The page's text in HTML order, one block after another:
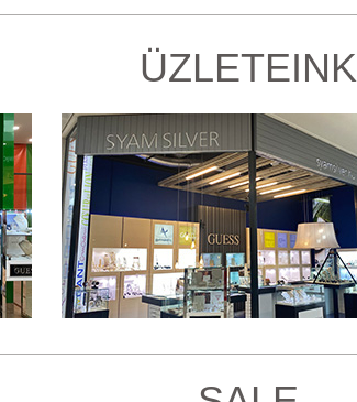
ÜZLETEINK